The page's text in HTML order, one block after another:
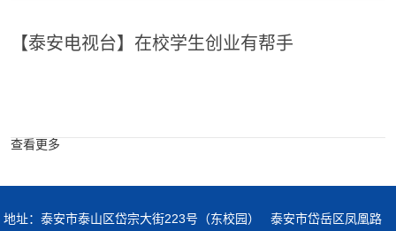
【泰安电视台】在校学生创业有帮手
查看更多
地址：泰安市泰山区岱宗大街223号（东校园） 泰安市岱岳区凤凰路